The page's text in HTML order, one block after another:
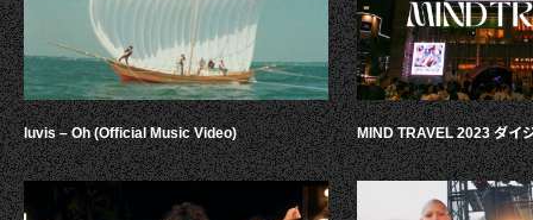
luvis – Oh (Official Music Video) MIND TRAVEL 2023 ダイ